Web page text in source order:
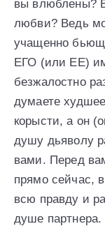
вы влюблены?
любви? Ведь
учащенно
ЕГО (или ЕЕ)
безжалостно
думаете
корысти, а он
душу дьяволу
вами. Перед
прямо сейчас,
всю правду и
душе партнера.